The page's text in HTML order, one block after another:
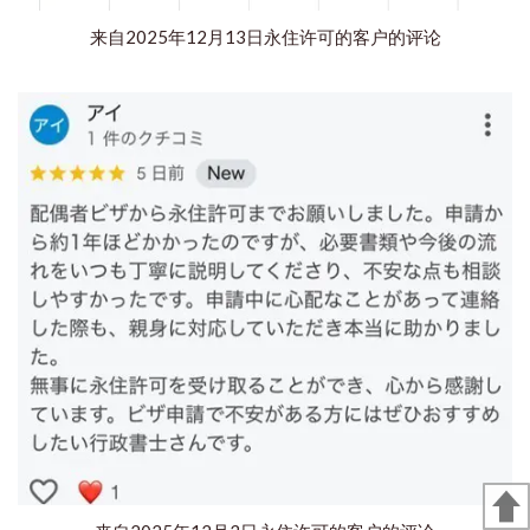
来自2025年12月13日永住许可的客户的评论